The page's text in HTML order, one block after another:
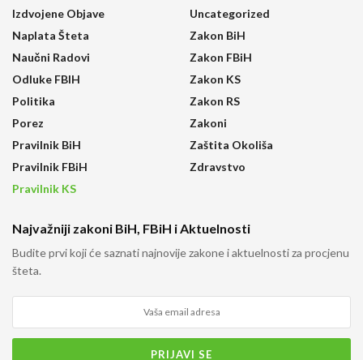
Izdvojene Objave
Naplata Šteta
Naučni Radovi
Odluke FBIH
Politika
Porez
Pravilnik BiH
Pravilnik FBiH
Pravilnik KS
Uncategorized
Zakon BiH
Zakon FBiH
Zakon KS
Zakon RS
Zakoni
Zaštita Okoliša
Zdravstvo
Najvažniji zakoni BiH, FBiH i Aktuelnosti
Budite prvi koji će saznati najnovije zakone i aktuelnosti za procjenu
šteta.